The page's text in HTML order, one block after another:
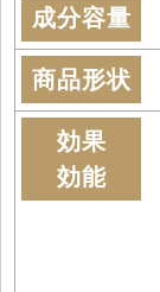
成分容量
商品形状
効果
効能